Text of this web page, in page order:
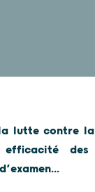
lutte contre
des